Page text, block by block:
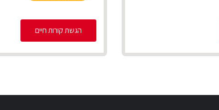
הגשת קורות חיים